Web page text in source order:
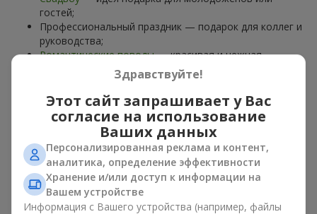
гостей;
Профессиональный праздник — подарок для коллег и
руководства;
Романтические поводы— красивая и нежная
Корпоративные события— подарок деловому
партнёру.
Цветочная корзина — универсальный подарок для любого
возраста. Стильные ручные композиции позволяют
передать любые эмоции: благодарность, восхищение,
поддержку,любовь
Виды цветочных корзин в г.
Здравствуйте!
Этот сайт запрашивает у Вас
согласие на использование
Ваших данных
Персонализированная реклама и контент,
аналитика, определение эффективности
Хранение и/или доступ к информации на
Вашем устройстве
Информация с Вашего устройства (например, файлы